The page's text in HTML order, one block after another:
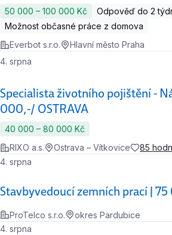
50 000 ‍–‍ 100 000 Kč
Odpověď do 2
Možnost občasné práce z domova
Everbot s.r.o.
Hlavní město Praha
Specialista životního pojištění -
000,-/ OSTRAVA
4. srpna
40 000 ‍–‍ 80 000 Kč
RIXO a.s.
Ostrava – Vítkovice 85
Stavbyvedoucí zemních prací |
4. srpna
ProTelco s.r.o. okres Pardubice
4. srpna